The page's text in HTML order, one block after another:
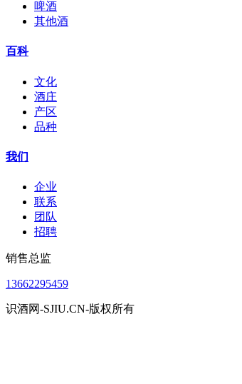
啤酒
其他酒
百科
文化
酒庄
产区
品种
我们
企业
联系
团队
招聘
销售总监
13662295459
识酒网-SJIU.CN-版权所有